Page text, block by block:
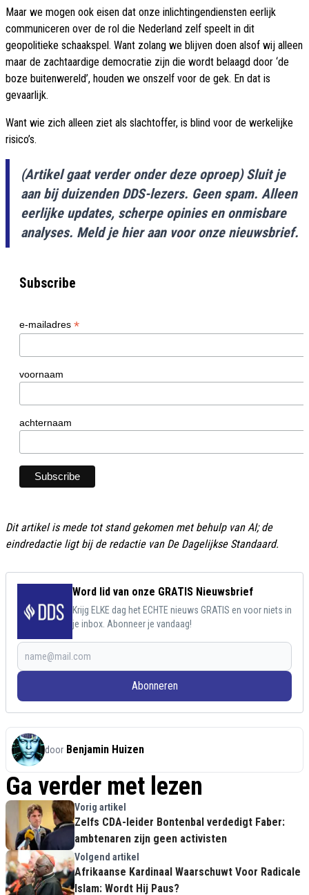
Maar we mogen ook eisen dat onze inlichtingendiensten eerlijk
communiceren over de rol die Nederland zelf speelt in dit
geopolitieke schaakspel. Want zolang we blijven doen alsof wij alleen
maar de zachtaardige democratie zijn die wordt belaagd door ‘de
boze buitenwereld’, houden we onszelf voor de gek. En dat is
gevaarlijk.
Want wie zich alleen ziet als slachtoffer, is blind voor de werkelijke
risico’s.
(Artikel gaat verder onder deze oproep) Sluit je
aan bij duizenden DDS-lezers. Geen spam. Alleen
eerlijke updates, scherpe opinies en onmisbare
analyses. Meld je hier aan voor onze nieuwsbrief.
Subscribe
e-mailadres *
voornaam
achternaam
Dit artikel is mede tot stand gekomen met behulp van AI; de
eindredactie ligt bij de redactie van De Dagelijkse Standaard.
Word lid van onze GRATIS Nieuwsbrief
Krijg ELKE dag het ECHTE nieuws GRATIS en voor niets in
je inbox. Abonneer je vandaag!
Abonneren
door Benjamin Huizen
Ga verder met lezen
Vorig artikel
Zelfs CDA-leider Bontenbal verdedigt Faber:
ambtenaren zijn geen activisten
Volgend artikel
Afrikaanse Kardinaal Waarschuwt Voor Radicale
Islam: Wordt Hij Paus?